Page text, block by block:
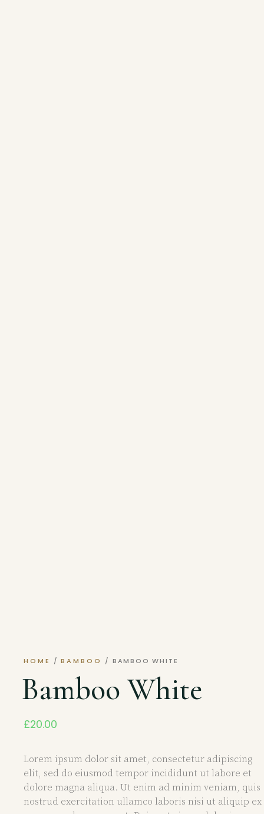
HOME /BAMBOO / BAMBOO WHITE
Bamboo White
£20.00
Lorem ipsum dolor sit amet, consectetur adipiscing
elit, sed do eiusmod tempor incididunt ut labore et
dolore magna aliqua. Ut enim ad minim veniam, quis
nostrud exercitation ullamco laboris nisi ut aliquip ex